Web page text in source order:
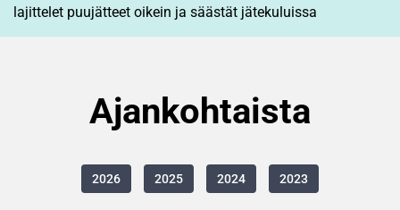
lajittelet puujätteet oikein ja säästät jätekuluissa
Ajankohtaista
2026 2025 2024 2023